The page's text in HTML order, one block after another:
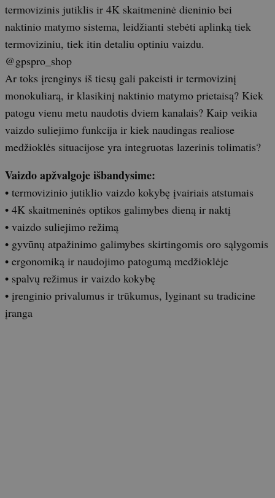
termovizinis jutiklis ir 4K skaitmeninė dieninio bei
naktinio matymo sistema, leidžianti stebėti aplinką tiek
termoviziniu, tiek itin detaliu optiniu vaizdu.
@gpspro_shop
Ar toks įrenginys iš tiesų gali pakeisti ir termovizinį
monokuliarą, ir klasikinį naktinio matymo prietaisą? Kiek
patogu vienu metu naudotis dviem kanalais? Kaip veikia
vaizdo suliejimo funkcija ir kiek naudingas realiose
medžioklės situacijose yra integruotas lazerinis tolimatis?
Vaizdo apžvalgoje išbandysime:
• termovizinio jutiklio vaizdo kokybę įvairiais atstumais
• 4K skaitmeninės optikos galimybes dieną ir naktį
• vaizdo suliejimo režimą
• gyvūnų atpažinimo galimybes skirtingomis oro sąlygomis
• ergonomiką ir naudojimo patogumą medžioklėje
• spalvų režimus ir vaizdo kokybę
• įrenginio privalumus ir trūkumus, lyginant su tradicine
įranga